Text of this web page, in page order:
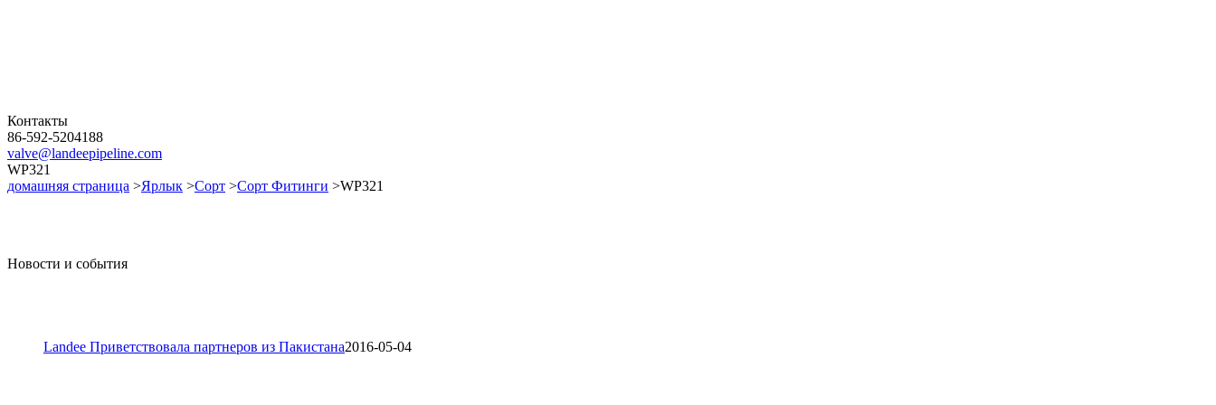
Контакты
86-592-5204188
valve@landeepipeline.com
WP321
домашняя страница >Ярлык >Сорт >Сорт Фитинги >WP321
Новости и события
Landee Приветствовала партнеров из Пакистана2016-05-04